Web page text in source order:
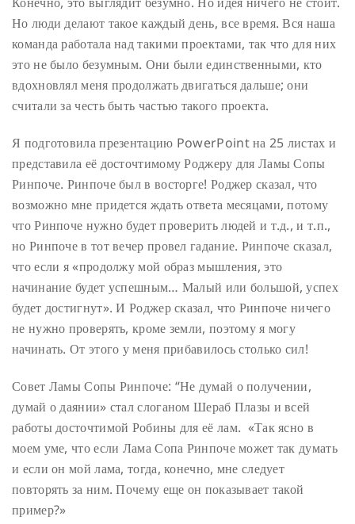
Но люди делают такое каждый день, все время. Вся наша
команда работала над такими проектами, так что для них
это не было безумным. Они были единственными, кто
вдохновлял меня продолжать двигаться дальше; они
считали за честь быть частью такого проекта.
Я подготовила презентацию PowerPoint на 25 листах и
представила её досточтимому Роджеру для Ламы Сопы
Ринпоче. Ринпоче был в восторге! Роджер сказал, что
возможно мне придется ждать ответа месяцами, потому
что Ринпоче нужно будет проверить людей и т.д., и т.п.,
но Ринпоче в тот вечер провел гадание. Ринпоче сказал,
что если я «продолжу мой образ мышления, это
начинание будет успешным… Малый или большой, успех
будет достигнут». И Роджер сказал, что Ринпоче ничего
не нужно проверять, кроме земли, поэтому я могу
начинать. От этого у меня прибавилось столько сил!
Совет Ламы Сопы Ринпоче: “Не думай о получении,
думай о даянии» стал слоганом Шераб Плазы и всей
работы досточтимой Робины для её лам. «Так ясно в
моем уме, что если Лама Сопа Ринпоче может так думать
и если он мой лама, тогда, конечно, мне следует
повторять за ним. Почему еще он показывает такой
пример?»